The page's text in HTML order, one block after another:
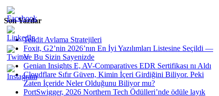
Son Yazılar
Tehdit Avlama Stratejileri
Foxit, G2’nin 2026’nın En İyi Yazılımları Listesine Seçildi —
Ve Bu Sizin Sayenizde
Genian Insights E, AV-Comparatives EDR Sertifikası nı Aldı
Cloudflare Sıfır Güven, Kimin İçeri Girdiğini Biliyor. Peki
Zaten İçeride Neler Olduğunu Biliyor mu?
PortSwigger, 2026 Northern Tech Ödülleri’nde ödüle layık